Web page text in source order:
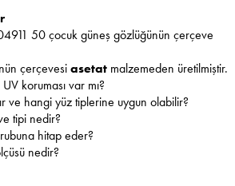
50 çocuk güneş gözlüğünün çerçeve
çerçevesiasetat malzemeden üretilmiştir.
koruması var mı?
ve hangi yüz tiplerine uygun olabilir?
tipi nedir?
hitap eder?
nedir?